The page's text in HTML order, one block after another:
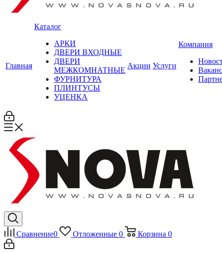
Главная
Каталог
АРКИ
ДВЕРИ ВХОДНЫЕ
ДВЕРИ
МЕЖКОМНАТНЫЕ
ФУРНИТУРА
ПЛИНТУСЫ
УЦЕНКА
Акции Услуги
Компания
Сравнение0 Отложенные 0 Корзина 0